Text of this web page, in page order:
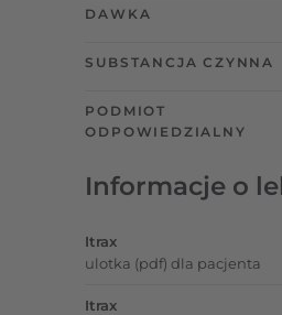
DAWKA
SUBSTANCJA CZYNNA
PODMIOT
ODPOWIEDZIALNY
Informacje o
Itrax
ulotka (pdf) dla pacjenta
Itrax